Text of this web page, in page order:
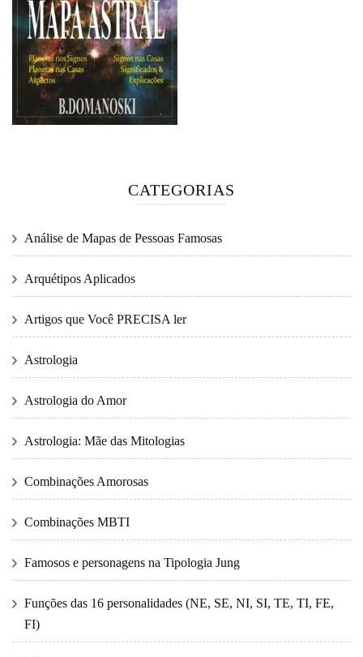
CATEGORIAS
Análise de Mapas de Pessoas Famosas
Arquétipos Aplicados
Artigos que Você PRECISA ler
Astrologia
Astrologia do Amor
Astrologia: Mãe das Mitologias
Combinações Amorosas
Combinações MBTI
Famosos e personagens na Tipologia Jung
Funções das 16 personalidades (NE, SE, NI, SI, TE, TI, FE,
FI)